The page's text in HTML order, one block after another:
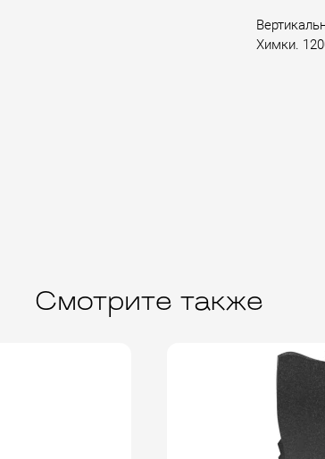
Химки.
Смотрите также